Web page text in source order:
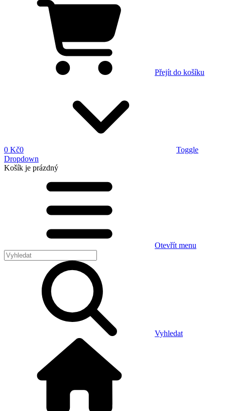
Přejít do košíku
0 Kč0
Toggle
Dropdown
Košík je prázdný
Otevřít menu
Vyhledat